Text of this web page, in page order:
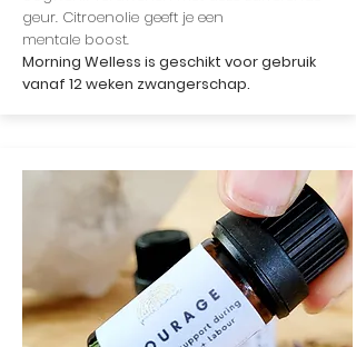
geur. Citroenolie geeft je een
mentale boost.
Morning Welless is geschikt voor gebruik
vanaf 12 weken zwangerschap.